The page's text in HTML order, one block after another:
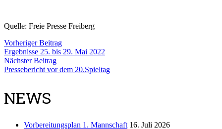
Quelle: Freie Presse Freiberg
Vorheriger Beitrag
Ergebnisse 25. bis 29. Mai 2022
Nächster Beitrag
Pressebericht vor dem 20.Spieltag
NEWS
Vorbereitungsplan 1. Mannschaft 16. Juli 2026